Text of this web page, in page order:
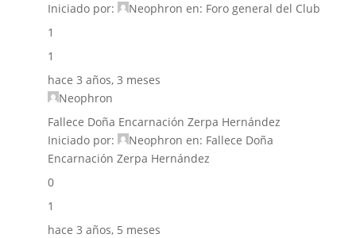
Iniciado por:
Neophron en: Foro general del Club
1
1
hace 3 años, 3 meses
Neophron
Fallece Doña Encarnación Zerpa Hernández
Iniciado por:
Neophron en: Fallece Doña
Encarnación Zerpa Hernández
0
1
hace 3 años, 5 meses